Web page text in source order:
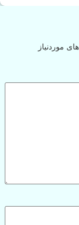
موردنیاز